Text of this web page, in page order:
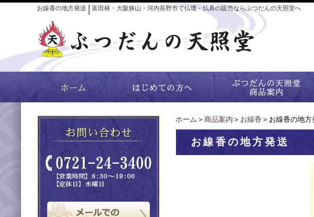
お線香の地方発送 富田林・大阪狭山・河内長野市で仏壇・仏具の販売ならぶつだんの天照堂へ
ホーム ＞ 商品案内 ＞ お線香 ＞お線香の地方
お線香の地方発送